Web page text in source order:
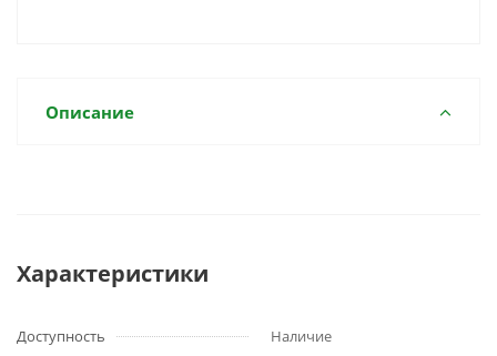
Описание
Характеристики
Доступность
Наличие